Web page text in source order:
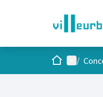
AccueilMenu
/